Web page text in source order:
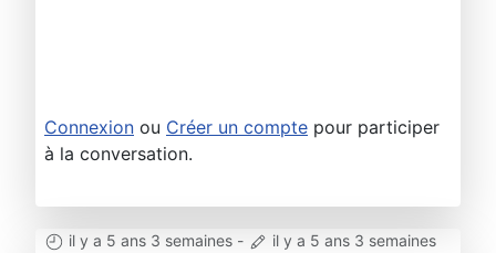
Connexion ou Créer un compte pour participer
à la conversation.
il y a 5 ans 3 semaines -
il y a 5 ans 3 semaines